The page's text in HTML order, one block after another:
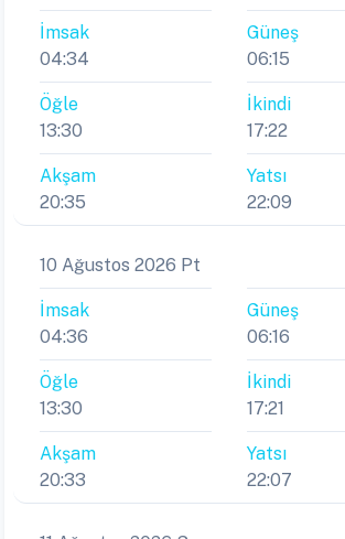
İmsak
04:34
Güneş
06:15
Öğle
13:30
İkindi
17:22
Akşam
20:35
Yatsı
22:09
10 Ağustos 2026 Pt
İmsak
04:36
Güneş
06:16
Öğle
13:30
İkindi
17:21
Akşam
20:33
Yatsı
22:07